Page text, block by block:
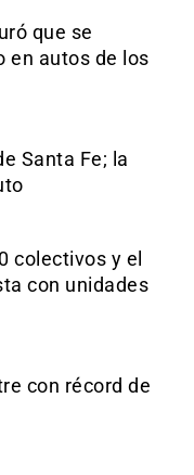
que se
en autos de los
Santa Fe; la
colectivos y el
con unidades
con récord de